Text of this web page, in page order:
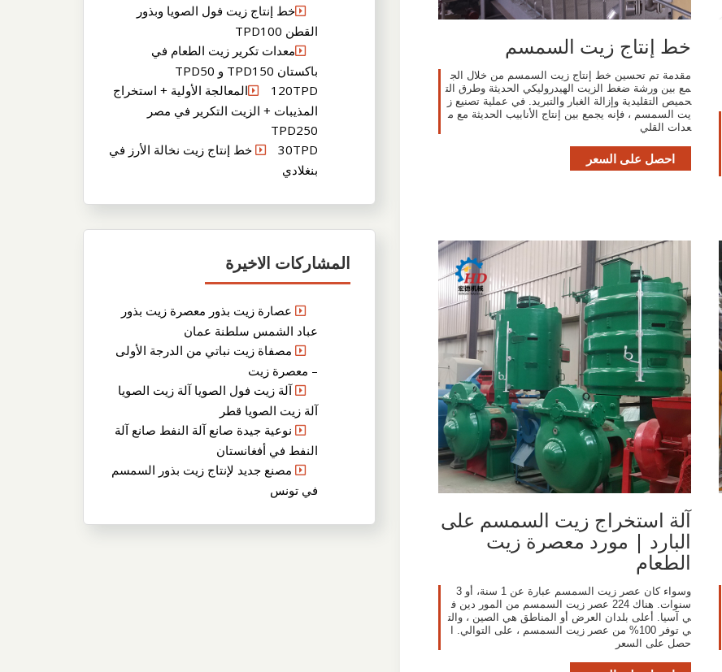
خط إنتاج زيت فول الصويا وبذور
القطن TPD100
معدات تكرير زيت الطعام في
باكستان TPD150 و TPD50
120TPDالمعالجة الأولية + استخراج
المذيبات + الزيت التكرير في مصر
TPD250
30TPD خط إنتاج زيت نخالة الأرز في
بنغلادي
المشاركات الاخيرة
عصارة زيت بذور معصرة زيت بذور
عباد الشمس سلطنة عمان
مصفاة زيت نباتي من الدرجة الأولى
– معصرة زيت
آلة زيت فول الصويا آلة زيت الصويا
آلة زيت الصويا قطر
نوعية جيدة صانع آلة النفط صانع آلة
النفط في أفغانستان
مصنع جديد لإنتاج زيت بذور السمسم
في تونس
خط إنتاج زيت السمسم
مقدمة تم تحسين خط إنتاج زيت السمسم من خلال الج
مع بين ورشة ضغط الزيت الهيدروليكي الحديثة وطرق الت
حميص التقليدية وإزالة الغبار والتبريد. في عملية تصنيع ز
يت السمسم ، فإنه يجمع بين إنتاج الأنابيب الحديثة مع م
عدات القلي
احصل على السعر
آلة استخراج زيت السمسم على
البارد | مورد معصرة زيت
الطعام
وسواء كان عصر زيت السمسم عبارة عن 1 سنة، أو 3
سنوات. هناك 224 عصر زيت السمسم من المور دين ف
ي آسيا. أعلى بلدان العرض أو المناطق هي الصين ، والت
ي توفر 100% من عصر زيت السمسم ، على التوالي. ا
حصل على السعر